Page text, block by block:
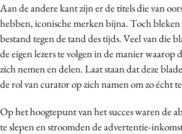
Aan de andere kant zijn er de titels die van
hebben, iconische merken bijna. Toch
bestand tegen de tand des tijds. Veel van die
de eigen lezers te volgen in de manier waarop
zich nemen en delen. Laat staan dat deze
de rol van curator op zich namen om zo écht
Op het hoogtepunt van het succes waren de
te slepen en stroomden de advertentie-